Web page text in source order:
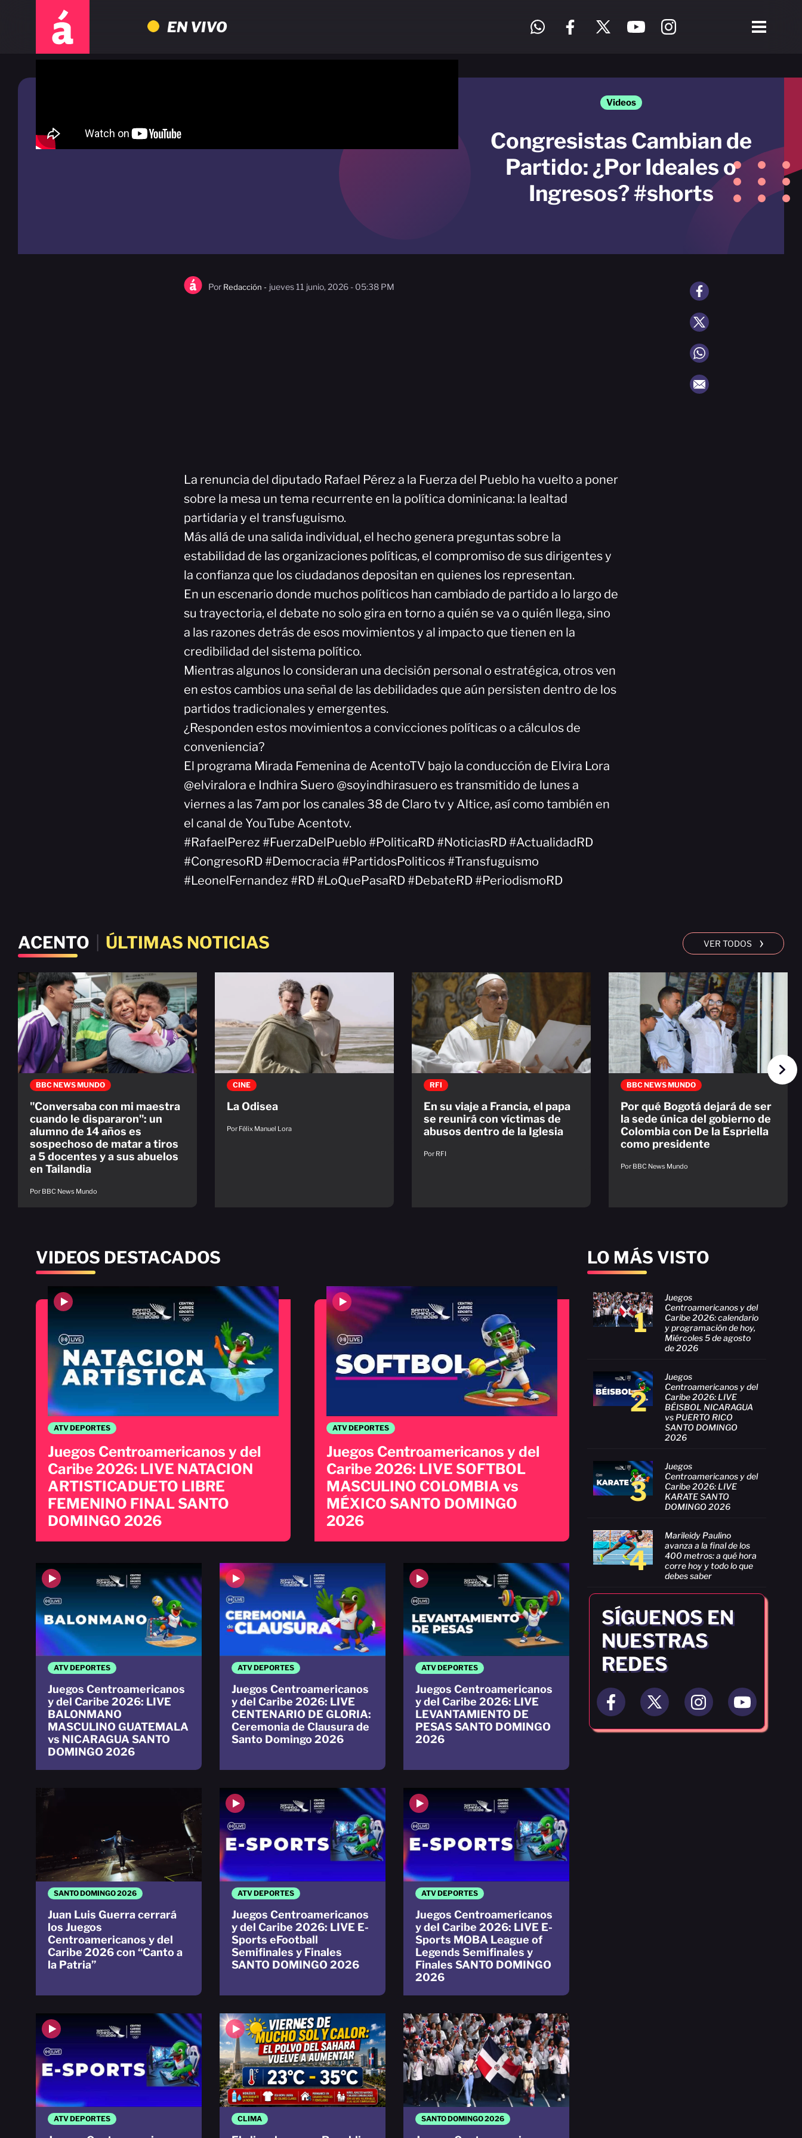
EN VIVO
Videos
Congresistas Cambian de
Partido: ¿Por Ideales o
Ingresos? #shorts
Por Redacción - jueves 11 junio, 2026 - 05:38 PM
La renuncia del diputado Rafael Pérez a la Fuerza del Pueblo ha vuelto a poner
sobre la mesa un tema recurrente en la política dominicana: la lealtad
partidaria y el transfuguismo.
Más allá de una salida individual, el hecho genera preguntas sobre la
estabilidad de las organizaciones políticas, el compromiso de sus dirigentes y
la confianza que los ciudadanos depositan en quienes los representan.
En un escenario donde muchos políticos han cambiado de partido a lo largo de
su trayectoria, el debate no solo gira en torno a quién se va o quién llega, sino
a las razones detrás de esos movimientos y al impacto que tienen en la
credibilidad del sistema político.
Mientras algunos lo consideran una decisión personal o estratégica, otros ven
en estos cambios una señal de las debilidades que aún persisten dentro de los
partidos tradicionales y emergentes.
¿Responden estos movimientos a convicciones políticas o a cálculos de
conveniencia?
El programa Mirada Femenina de AcentoTV bajo la conducción de Elvira Lora
@elviralora e Indhira Suero @soyindhirasuero es transmitido de lunes a
viernes a las 7am por los canales 38 de Claro tv y Altice, así como también en
el canal de YouTube Acentotv.
#RafaelPerez #FuerzaDelPueblo #PoliticaRD #NoticiasRD #ActualidadRD
#CongresoRD #Democracia #PartidosPoliticos #Transfuguismo
#LeonelFernandez #RD #LoQuePasaRD #DebateRD #PeriodismoRD
ACENTO ÚLTIMAS NOTICIAS VER TODOS ›
BBC NEWS MUNDO
"Conversaba con mi maestra
cuando le dispararon": un
alumno de 14 años es
sospechoso de matar a tiros
a 5 docentes y a sus abuelos
en Tailandia
Por BBC News Mundo
CINE
La Odisea
Por Félix Manuel Lora
RFI
En su viaje a Francia, el papa
se reunirá con víctimas de
abusos dentro de la Iglesia
Por RFI
BBC NEWS MUNDO
Por qué Bogotá dejará de ser
la sede única del gobierno de
Colombia con De la Espriella
como presidente
Por BBC News Mundo
LO MÁS VISTO
1
Juegos
Centroamericanos y del
Caribe 2026: calendario
y programación de hoy,
Miércoles 5 de agosto
de 2026
2
Juegos
Centroamericanos y del
Caribe 2026: LIVE
BÉISBOL NICARAGUA
vs PUERTO RICO
SANTO DOMINGO
2026
3
Juegos
Centroamericanos y del
Caribe 2026: LIVE
KARATE SANTO
DOMINGO 2026
4
Marileidy Paulino
avanza a la final de los
400 metros: a qué hora
corre hoy y todo lo que
debes saber
SÍGUENOS EN
NUESTRAS
REDES
VIDEOS DESTACADOS
ATV DEPORTES
Juegos Centroamericanos y del
Caribe 2026: LIVE NATACION
ARTISTICADUETO LIBRE
FEMENINO FINAL SANTO
DOMINGO 2026
ATV DEPORTES
Juegos Centroamericanos y del
Caribe 2026: LIVE SOFTBOL
MASCULINO COLOMBIA vs
MÉXICO SANTO DOMINGO
2026
ATV DEPORTES
Juegos Centroamericanos
y del Caribe 2026: LIVE
BALONMANO
MASCULINO GUATEMALA
vs NICARAGUA SANTO
DOMINGO 2026
ATV DEPORTES
Juegos Centroamericanos
y del Caribe 2026: LIVE
CENTENARIO DE GLORIA:
Ceremonia de Clausura de
Santo Domingo 2026
ATV DEPORTES
Juegos Centroamericanos
y del Caribe 2026: LIVE
LEVANTAMIENTO DE
PESAS SANTO DOMINGO
2026
SANTO DOMINGO 2026
Juan Luis Guerra cerrará
los Juegos
Centroamericanos y del
Caribe 2026 con “Canto a
la Patria”
ATV DEPORTES
Juegos Centroamericanos
y del Caribe 2026: LIVE E-
Sports eFootball
Semifinales y Finales
SANTO DOMINGO 2026
ATV DEPORTES
Juegos Centroamericanos
y del Caribe 2026: LIVE E-
Sports MOBA League of
Legends Semifinales y
Finales SANTO DOMINGO
2026
ATV DEPORTES CLIMA SANTO DOMINGO 2026